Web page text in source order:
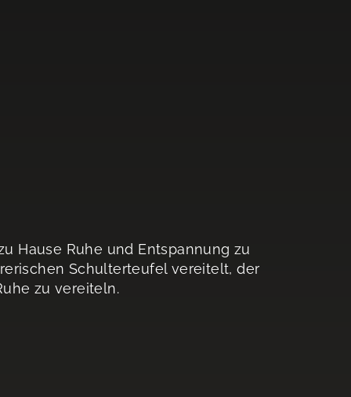
Hause Ruhe und Entspannung zu
Schulterteufel vereitelt, der
zu vereiteln.